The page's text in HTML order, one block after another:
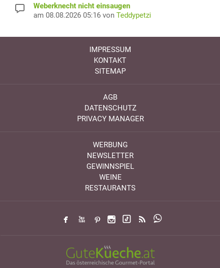
Weberknecht nicht einsaugen
am 08.08.2026 05:16 von Teddypetzi
IMPRESSUM
KONTAKT
SITEMAP
AGB
DATENSCHUTZ
PRIVACY MANAGER
WERBUNG
NEWSLETTER
GEWINNSPIEL
WEINE
RESTAURANTS